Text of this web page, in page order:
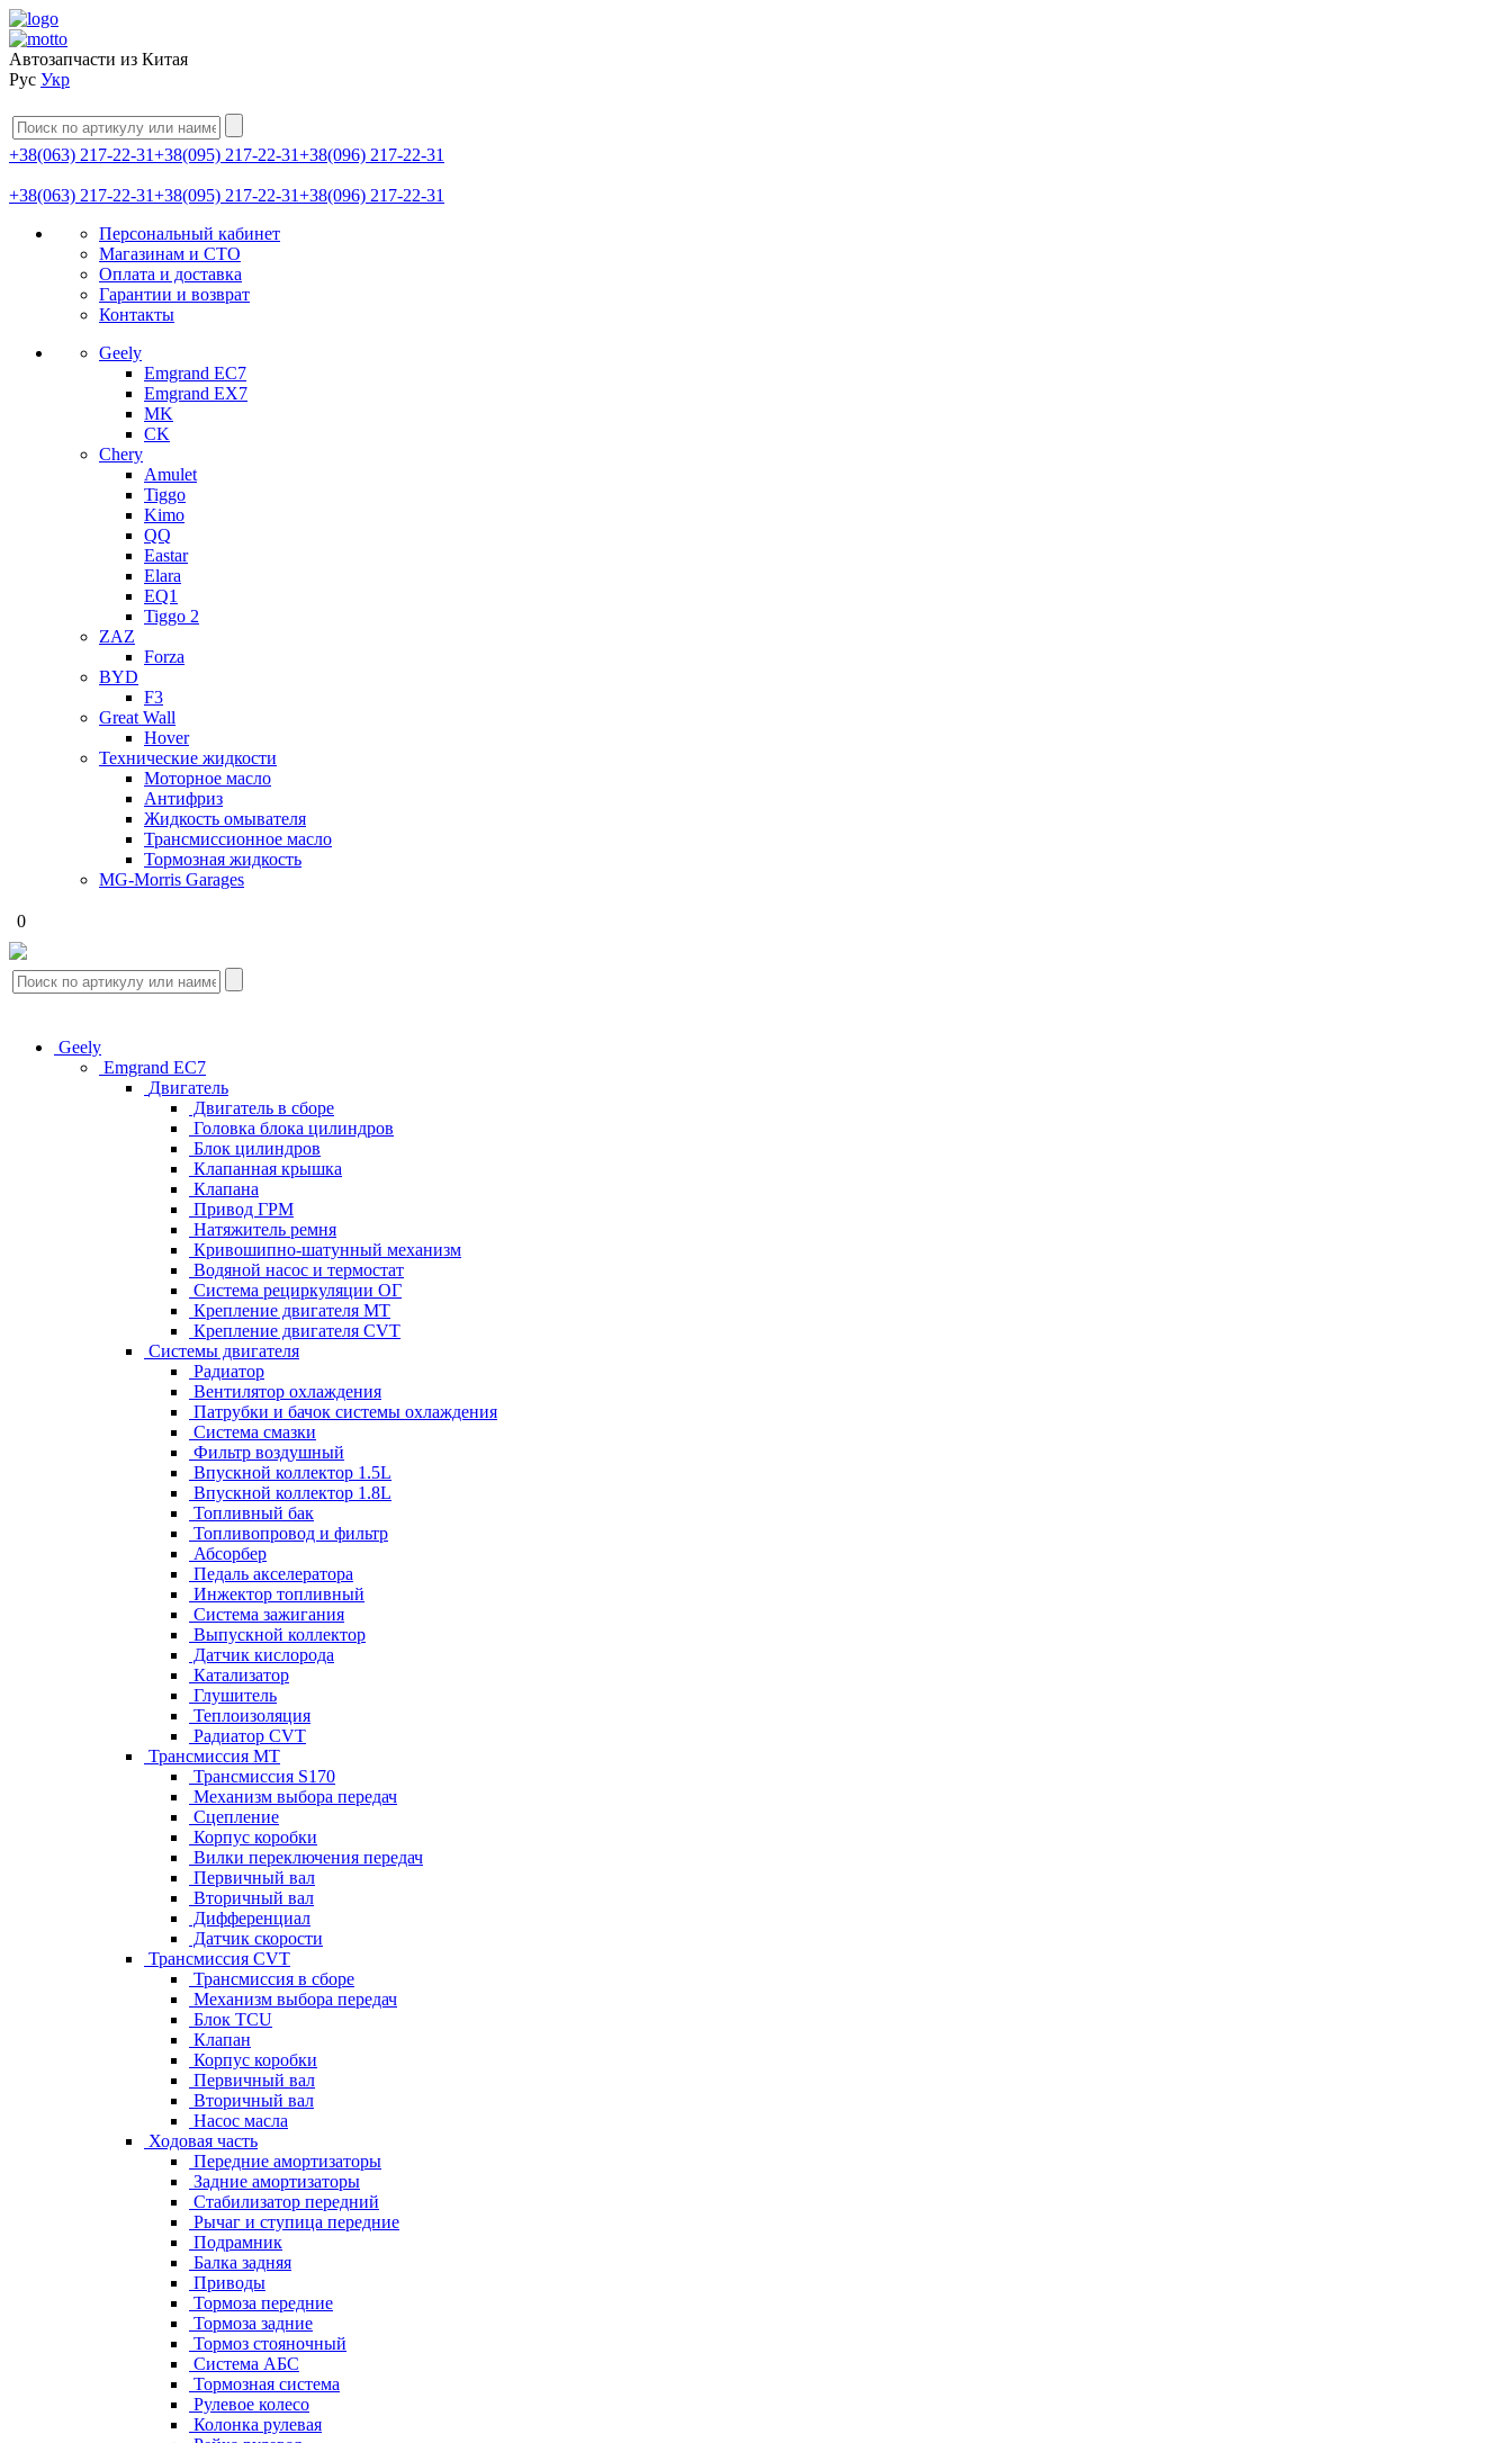
Автозапчасти из Китая
Рус Укр
+38(063) 217-22-31+38(095) 217-22-31+38(096) 217-22-31
+38(063) 217-22-31+38(095) 217-22-31+38(096) 217-22-31
Персональный кабинет
Магазинам и СТО
Оплата и доставка
Гарантии и возврат
Контакты
Geely
Emgrand EC7
Emgrand EX7
MK
CK
Chery
Amulet
Tiggo
Kimo
QQ
Eastar
Elara
EQ1
Tiggo 2
ZAZ
Forza
BYD
F3
Great Wall
Hover
Технические жидкости
Моторное масло
Антифриз
Жидкость омывателя
Трансмиссионное масло
Тормозная жидкость
MG-Morris Garages
0
Geely
Emgrand EC7
Двигатель
Двигатель в сборе
Головка блока цилиндров
Блок цилиндров
Клапанная крышка
Клапана
Привод ГРМ
Натяжитель ремня
Кривошипно-шатунный механизм
Водяной насос и термостат
Система рециркуляции ОГ
Крепление двигателя MT
Крепление двигателя CVT
Системы двигателя
Радиатор
Вентилятор охлаждения
Патрубки и бачок системы охлаждения
Система смазки
Фильтр воздушный
Впускной коллектор 1.5L
Впускной коллектор 1.8L
Топливный бак
Топливопровод и фильтр
Абсорбер
Педаль акселератора
Инжектор топливный
Система зажигания
Выпускной коллектор
Датчик кислорода
Катализатор
Глушитель
Теплоизоляция
Радиатор CVT
Трансмиссия MT
Трансмиссия S170
Механизм выбора передач
Сцепление
Корпус коробки
Вилки переключения передач
Первичный вал
Вторичный вал
Дифференциал
Датчик скорости
Трансмиссия CVT
Трансмиссия в сборе
Механизм выбора передач
Блок TCU
Клапан
Корпус коробки
Первичный вал
Вторичный вал
Насос масла
Ходовая часть
Передние амортизаторы
Задние амортизаторы
Стабилизатор передний
Рычаг и ступица передние
Подрамник
Балка задняя
Приводы
Тормоза передние
Тормоза задние
Тормоз стояночный
Система АБС
Тормозная система
Рулевое колесо
Колонка рулевая